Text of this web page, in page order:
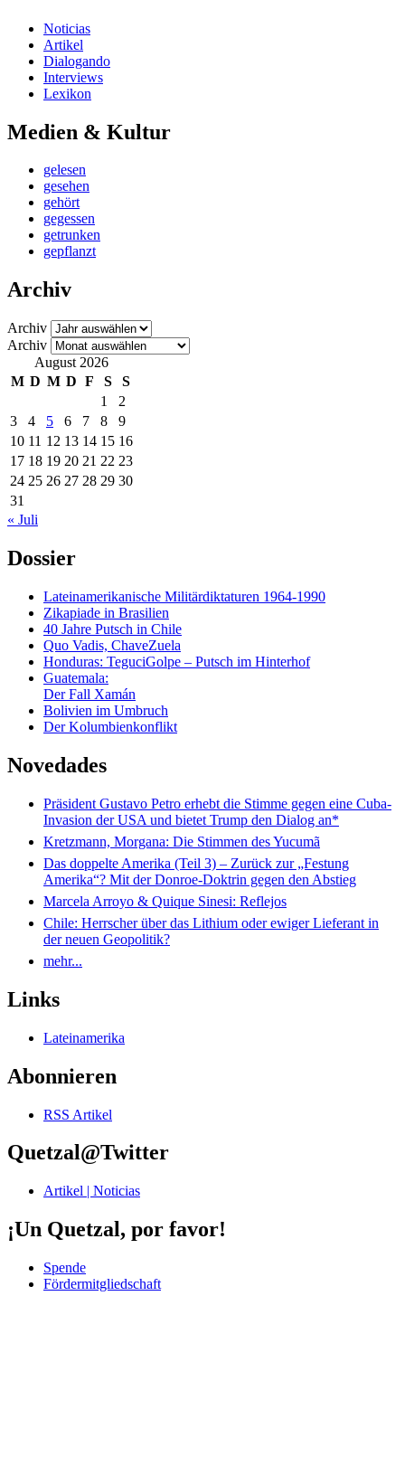
Noticias
Artikel
Dialogando
Interviews
Lexikon
Medien & Kultur
gelesen
gesehen
gehört
gegessen
getrunken
gepflanzt
Archiv
Archiv
Archiv
August 2026
M D M D F S
S
1
2
3
4 5 6 7 8
9
10 11 12 13 14 15 16
17 18 19 20 21 22 23
24 25 26 27 28 29 30
31
« Juli
Dossier
Lateinamerikanische Militärdiktaturen 1964-1990
Zikapiade in Brasilien
40 Jahre Putsch in Chile
Quo Vadis, ChaveZuela
Honduras: TeguciGolpe – Putsch im Hinterhof
Guatemala:
Der Fall Xamán
Bolivien im Umbruch
Der Kolumbienkonflikt
Novedades
Präsident Gustavo Petro erhebt die Stimme gegen eine Cuba-
Invasion der USA und bietet Trump den Dialog an*
Kretzmann, Morgana: Die Stimmen des Yucumã
Das doppelte Amerika (Teil 3) – Zurück zur „Festung
Amerika“? Mit der Donroe-Doktrin gegen den Abstieg
Marcela Arroyo & Quique Sinesi: Reflejos
Chile: Herrscher über das Lithium oder ewiger Lieferant in
der neuen Geopolitik?
mehr...
Links
Lateinamerika
Abonnieren
RSS Artikel
Quetzal@Twitter
Artikel | Noticias
¡Un Quetzal, por favor!
Spende
Fördermitgliedschaft